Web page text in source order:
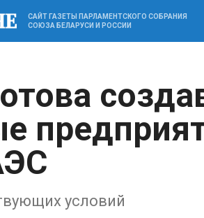
САЙТ ГАЗЕТЫ ПАРЛАМЕНТСКОГО СОБРАНИЯ
СОЮЗА БЕЛАРУСИ И РОССИИ
условий